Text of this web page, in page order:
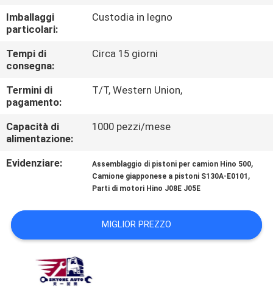
CONTATTICI
NOTIZIE
RICHIEDA
CITAZIONE
SITO
PRIVACY
POLICY
Imballaggi
particolari:
Custodia in legno
Tempi di
consegna:
Circa 15 giorni
Termini di
pagamento:
T/T, Western Union,
Capacità di
alimentazione:
1000 pezzi/mese
Evidenziare: Assemblaggio di pistoni per camion Hino 500,
Camione giapponese a pistoni S130A-E0101 ,
Parti di motori Hino J08E J05E
MIGLIOR PREZZO